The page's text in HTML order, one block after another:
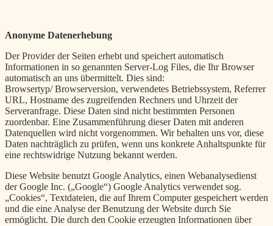
Anonyme Datenerhebung
Der Provider der Seiten erhebt und speichert automatisch
Informationen in so genannten Server-Log Files, die Ihr Browser
automatisch an uns übermittelt. Dies sind:
Browsertyp/ Browserversion, verwendetes Betriebssystem, Referrer
URL, Hostname des zugreifenden Rechners und Uhrzeit der
Serveranfrage. Diese Daten sind nicht bestimmten Personen
zuordenbar. Eine Zusammenführung dieser Daten mit anderen
Datenquellen wird nicht vorgenommen. Wir behalten uns vor, diese
Daten nachträglich zu prüfen, wenn uns konkrete Anhaltspunkte für
eine rechtswidrige Nutzung bekannt werden.
Diese Website benutzt Google Analytics, einen Webanalysedienst
der Google Inc. („Google“) Google Analytics verwendet sog.
„Cookies“, Textdateien, die auf Ihrem Computer gespeichert werden
und die eine Analyse der Benutzung der Website durch Sie
ermöglicht. Die durch den Cookie erzeugten Informationen über